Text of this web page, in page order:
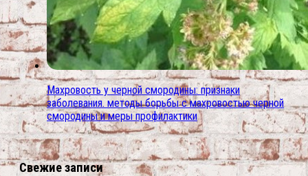
Махровость у черной смородины: признаки
заболевания. методы борьбы с махровостью черной
смородины и меры профилактики
Свежие записи